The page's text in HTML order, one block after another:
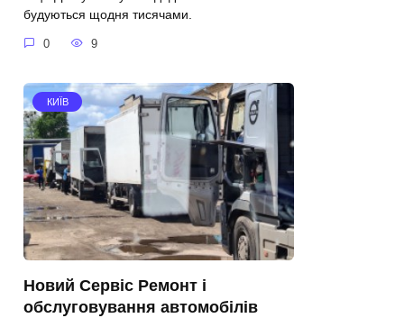
будуються щодня тисячами.
0 9
КИЇВ
Новий Сервіс Ремонт і
обслуговування автомобілів